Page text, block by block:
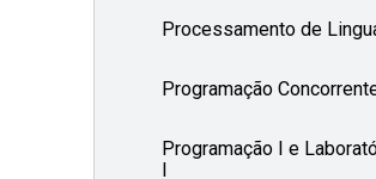
Processamento de
Programação
Programação I e